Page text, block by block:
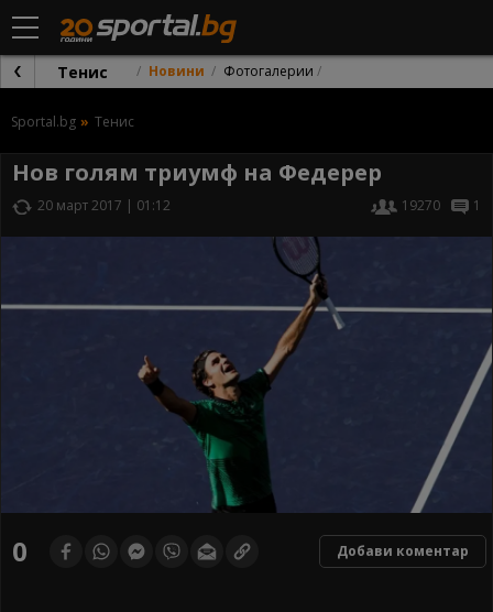
Тенис Новини Фотогалерии
Sportal.bg Тенис
Нов голям триумф на Федерер
20 март 2017 | 01:12 19270 1
0 Добави коментар